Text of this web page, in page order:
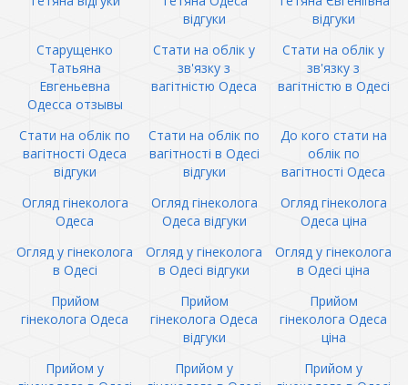
відгуки
відгуки
Старущенко
Татьяна
Евгеньевна
Одесса отзывы
Стати на облік у
зв'язку з
вагітністю Одеса
Стати на облік у
зв'язку з
вагітністю в Одесі
Стати на облік по
вагітності Одеса
відгуки
Стати на облік по
вагітності в Одесі
відгуки
До кого стати на
облік по
вагітності Одеса
Огляд гінеколога
Одеса
Огляд гінеколога
Одеса відгуки
Огляд гінеколога
Одеса ціна
Огляд у гінеколога
в Одесі
Огляд у гінеколога
в Одесі відгуки
Огляд у гінеколога
в Одесі ціна
Прийом
гінеколога Одеса
Прийом
гінеколога Одеса
відгуки
Прийом
гінеколога Одеса
ціна
Прийом у
Прийом у
Прийом у